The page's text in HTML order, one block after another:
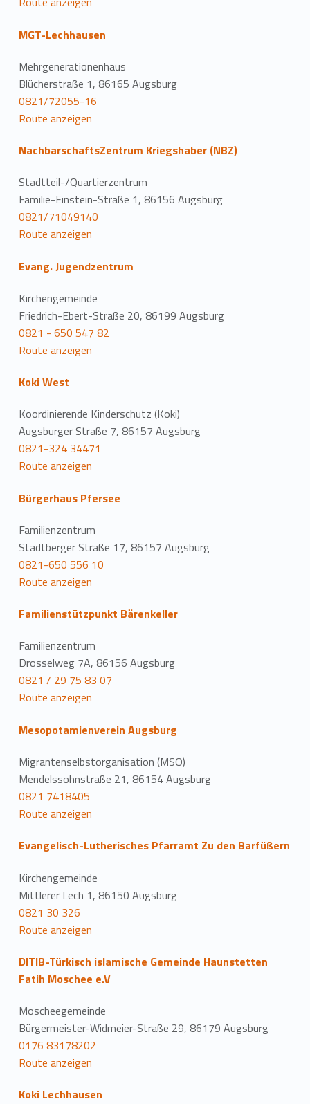
MGT-Lechhausen
Mehrgenerationenhaus
Blücherstraße 1, 86165 Augsburg
0821/72055-16
Route anzeigen
NachbarschaftsZentrum Kriegshaber (NBZ)
Stadtteil-/Quartierzentrum
Familie-Einstein-Straße 1, 86156 Augsburg
0821/71049140
Route anzeigen
Evang. Jugendzentrum
Kirchengemeinde
Friedrich-Ebert-Straße 20, 86199 Augsburg
0821 - 650 547 82
Route anzeigen
Koki West
Koordinierende Kinderschutz (Koki)
Augsburger Straße 7, 86157 Augsburg
0821-324 34471
Route anzeigen
Bürgerhaus Pfersee
Familienzentrum
Stadtberger Straße 17, 86157 Augsburg
0821-650 556 10
Route anzeigen
Familienstützpunkt Bärenkeller
Familienzentrum
Drosselweg 7A, 86156 Augsburg
0821 / 29 75 83 07
Route anzeigen
Mesopotamienverein Augsburg
Migrantenselbstorganisation (MSO)
Mendelssohnstraße 21, 86154 Augsburg
0821 7418405
Route anzeigen
Evangelisch-Lutherisches Pfarramt Zu den Barfüßern
Kirchengemeinde
Mittlerer Lech 1, 86150 Augsburg
0821 30 326
Route anzeigen
DITIB-Türkisch islamische Gemeinde Haunstetten
Fatih Moschee e.V
Moscheegemeinde
Bürgermeister-Widmeier-Straße 29, 86179 Augsburg
0176 83178202
Route anzeigen
Koki Lechhausen